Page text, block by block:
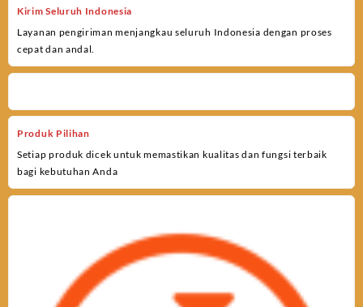
Kirim Seluruh Indonesia
Layanan pengiriman menjangkau seluruh Indonesia dengan proses
cepat dan andal.
Produk Pilihan
Setiap produk dicek untuk memastikan kualitas dan fungsi terbaik
bagi kebutuhan Anda